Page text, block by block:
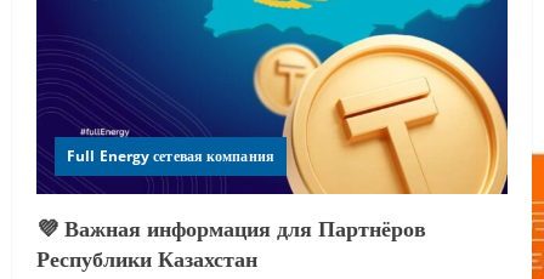
Full Energy сетевая компания
💜 Важная информация для Партнёров
Республики Казахстан